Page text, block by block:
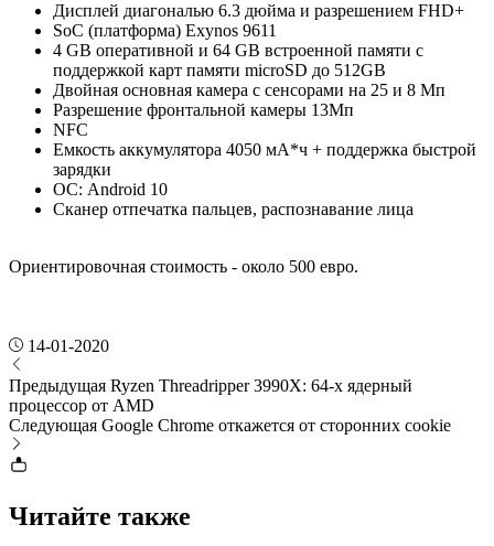
Дисплей диагональю 6.3 дюйма и разрешением FHD+
SoC (платформа) Exynos 9611
4 GB оперативной и 64 GB встроенной памяти с
поддержкой карт памяти microSD до 512GB
Двойная основная камера с сенсорами на 25 и 8 Мп
Разрешение фронтальной камеры 13Мп
NFC
Емкость аккумулятора 4050 мА*ч + поддержка быстрой
зарядки
ОС: Android 10
Сканер отпечатка пальцев, распознавание лица
Ориентировочная стоимость - около 500 евро.
14-01-2020
Предыдущая Ryzen Threadripper 3990X: 64-х ядерный
процессор от AMD
Следующая Google Chrome откажется от сторонних cookie
Читайте также